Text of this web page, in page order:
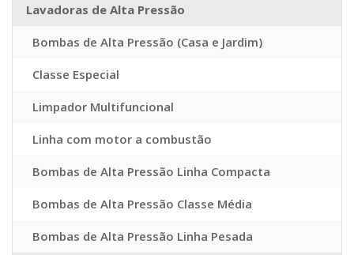
Lavadoras de Alta Pressão
Bombas de Alta Pressão (Casa e Jardim)
Classe Especial
Limpador Multifuncional
Linha com motor a combustão
Bombas de Alta Pressão Linha Compacta
Bombas de Alta Pressão Classe Média
Bombas de Alta Pressão Linha Pesada